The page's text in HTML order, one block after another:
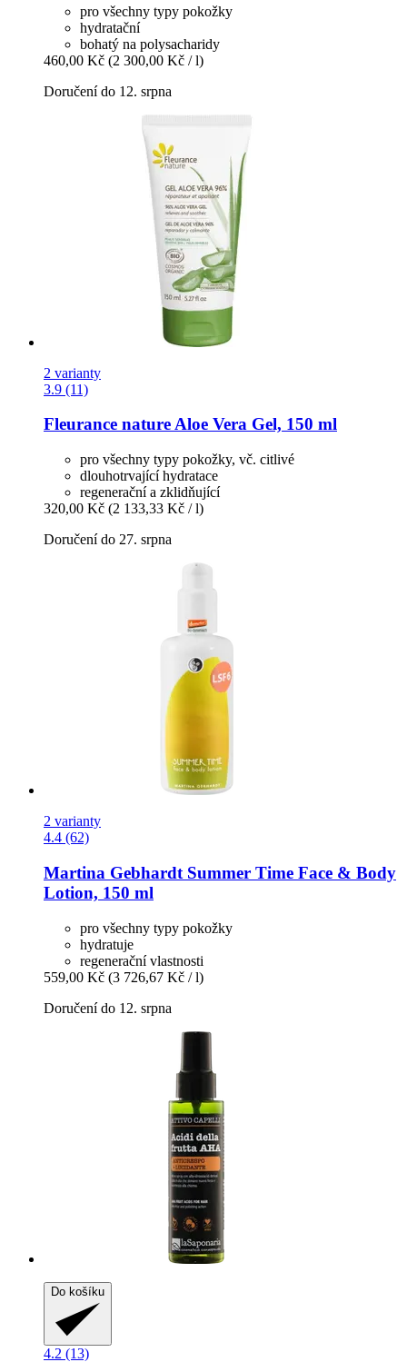
pro všechny typy pokožky
hydratační
bohatý na polysacharidy
460,00 Kč (2 300,00 Kč / l)
Doručení do 12. srpna
2 varianty
3.9 (11)
Fleurance natureAloe Vera Gel, 150 ml
pro všechny typy pokožky, vč. citlivé
dlouhotrvající hydratace
regenerační a zklidňující
320,00 Kč (2 133,33 Kč / l)
Doručení do 27. srpna
2 varianty
4.4 (62)
Martina Gebhardt Summer Time Face & Body
Lotion, 150 ml
pro všechny typy pokožky
hydratuje
regenerační vlastnosti
559,00 Kč (3 726,67 Kč / l)
Doručení do 12. srpna
Do košíku
4.2 (13)